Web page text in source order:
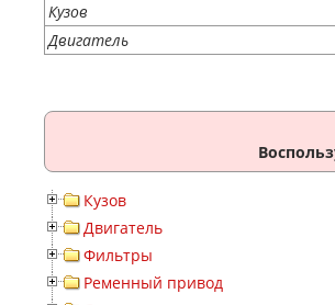
Кузов
Двигатель
Кузов
Двигатель
Фильтры
Ременный привод